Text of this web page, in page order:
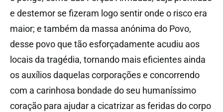
e destemor se fizeram logo sentir onde o risco era
maior; e também da massa anónima do Povo,
desse povo que tão esforçadamente acudiu aos
locais da tragédia, tornando mais eficientes ainda
os auxílios daquelas corporações e concorrendo
com a carinhosa bondade do seu humaníssimo
coração para ajudar a cicatrizar as feridas do corpo